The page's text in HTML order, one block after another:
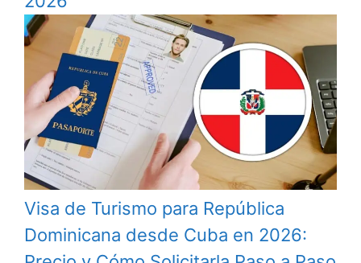
Visa de Turismo para República
Dominicana desde Cuba en 2026: